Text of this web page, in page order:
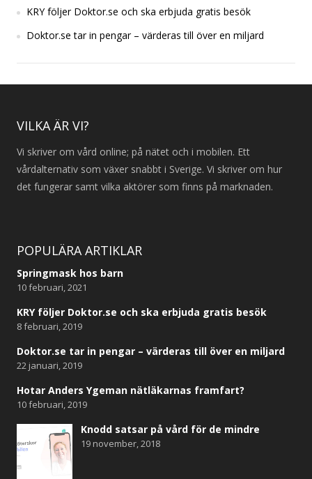
KRY följer Doktor.se och ska erbjuda gratis besök
Doktor.se tar in pengar – värderas till över en miljard
VILKA ÄR VI?
Vi skriver om vård online; på nätet och i mobilen. Ett
vårdalternativ som växer snabbt i Sverige. Vi skriver om hur
det fungerar samt vilka aktörer som finns på marknaden.
POPULÄRA ARTIKLAR
Springmask hos barn
10 februari, 2021
KRY följer Doktor.se och ska erbjuda gratis besök
8 februari, 2019
Doktor.se tar in pengar – värderas till över en miljard
22 januari, 2019
Hotar Anders Ygeman nätläkarnas framfart?
10 februari, 2019
Knodd satsar på vård för de mindre
19 november, 2018